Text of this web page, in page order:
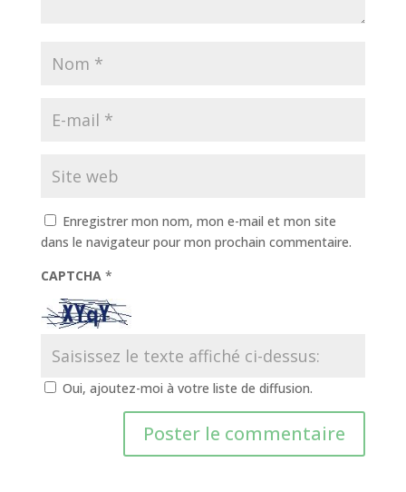
Enregistrer mon nom, mon e-mail et mon site
dans le navigateur pour mon prochain commentaire.
CAPTCHA *
Oui, ajoutez-moi à votre liste de diffusion.